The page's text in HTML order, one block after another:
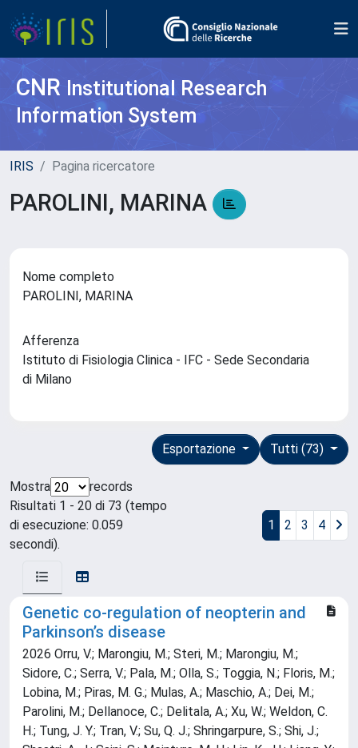
CNR Institutional Research
Information System
IRIS Pagina ricercatore
PAROLINI, MARINA
Nome completo
PAROLINI, MARINA
Afferenza
Istituto di Fisiologia Clinica - IFC - Sede Secondaria
di Milano
Tutti (73)
Esportazione
Mostra
records
Risultati 1 - 20 di 73 (tempo
di esecuzione: 0.059
secondi).
1 2 3 4
Genetic co-regulation of neopterin and
Parkinson’s disease
2026 Orru, V.; Marongiu, M.; Steri, M.; Marongiu, M.;
Sidore, C.; Serra, V.; Pala, M.; Olla, S.; Toggia, N.; Floris, M.;
Lobina, M.; Piras, M. G.; Mulas, A.; Maschio, A.; Dei, M.;
Parolini, M.; Dellanoce, C.; Delitala, A.; Xu, W.; Weldon, C.
H.; Tung, J. Y.; Tran, V.; Su, Q. J.; Shringarpure, S.; Shi, J.;